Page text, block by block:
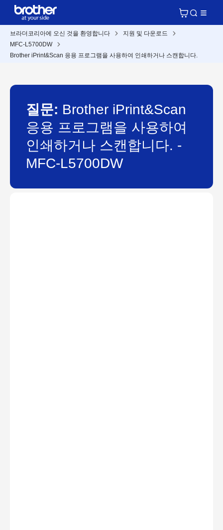
브라더코리아에 오신 것을 환영합니다
지원 및 다운로드
MFC-L5700DW
Brother iPrint&Scan 응용 프로그램을 사용하여 인쇄하거나 스캔합니다.
질문: Brother iPrint&Scan
응용 프로그램을 사용하여
인쇄하거나 스캔합니다. -
MFC-L5700DW